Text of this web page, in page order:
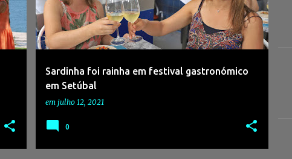
Sardinha foi rainha em festival gastronómico
em Setúbal
em julho 12, 2021
0